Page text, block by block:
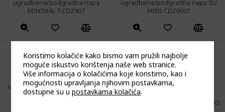
ugradbena/podgradna napa
MINIMAL 7 CDZ907
ugradbena/podgradna napa SU
MINI CDZ6001
ugradbena/podgradna napa SU
MINI CDZ7402
ugradbena/podgradna napa UNO
Koristimo kolačiće kako bismo vam pružili najbolje
moguće iskustvo korištenja naše web stranice.
Više informacija o kolačićima koje koristimo, kao i
mogućnosti upravljanja njihovim postavkama,
dostupne su upostavkama kolačića.